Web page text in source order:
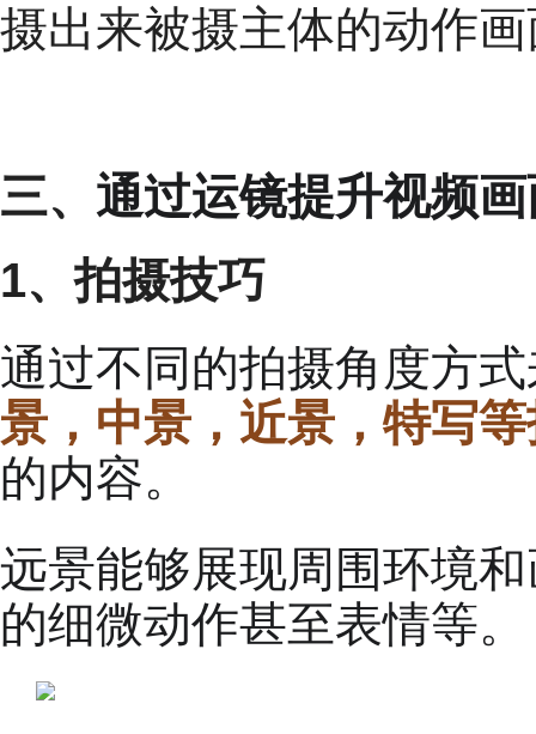
摄出来被摄主体的动作
三、 通过运镜提升视频
1、拍摄技巧
通过不同的拍摄角度方
景，中景，近景，特写
的内容。
远景能够展现周围环境
的细微动作甚至表情等。